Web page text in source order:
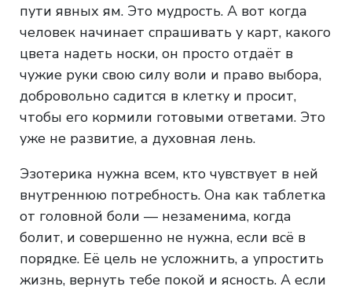
пути явных ям. Это мудрость. А вот когда
человек начинает спрашивать у карт, какого
цвета надеть носки, он просто отдаёт в
чужие руки свою силу воли и право выбора,
добровольно садится в клетку и просит,
чтобы его кормили готовыми ответами. Это
уже не развитие, а духовная лень.
Эзотерика нужна всем, кто чувствует в ней
внутреннюю потребность. Она как таблетка
от головной боли — незаменима, когда
болит, и совершенно не нужна, если всё в
порядке. Её цель не усложнить, а упростить
жизнь, вернуть тебе покой и ясность. А если